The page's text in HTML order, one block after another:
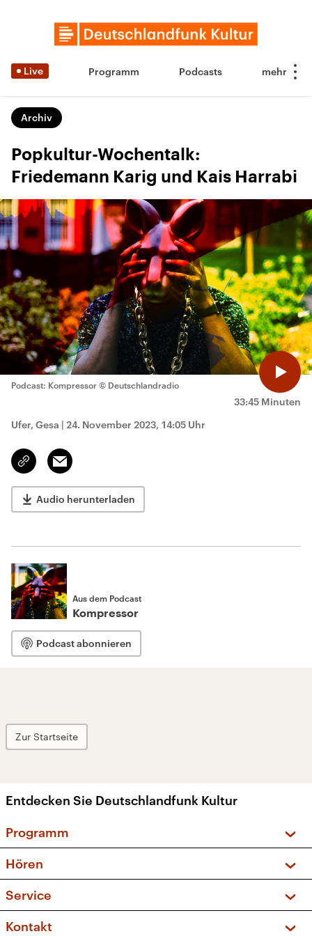
Live Programm Podcasts
Archiv
Popkultur-Wochentalk:
Friedemann Karig und Kais Harrabi
33:45 Minuten
Podcast: Kompressor © Deutschlandradio
Ufer, Gesa | 24. November 2023, 14:05 Uhr
Link
kopieren/teilen
Email
Audio herunterladen
Aus dem Podcast
Kompressor
Podcast abonnieren
Zur Startseite
Entdecken Sie Deutschlandfunk Kultur
Programm
Sendungen und Podcasts
Musikliste
Kakadu – Das Kinderprogramm
Hören
Frequenzen (UKW + DAB+)
Service
FAQ
Kontakt